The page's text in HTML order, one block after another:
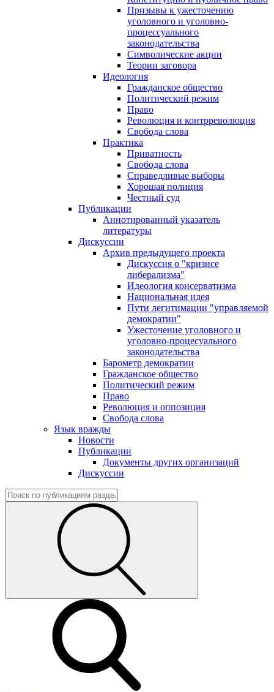
Призывы к ужесточению
уголовного и уголовно-
процессуального
законодательства
Символические акции
Теории заговора
Идеология
Гражданское общество
Политический режим
Право
Революция и контрреволюция
Свобода слова
Практика
Приватность
Свобода слова
Справедливые выборы
Хорошая полиция
Честный суд
Публикации
Аннотированный указатель
литературы
Дискуссии
Архив предыдущего проекта
Дискуссия о "кризисе
либерализма"
Идеология консерватизма
Национальная идея
Пути легитимации "управляемой
демократии"
Ужесточение уголовного и
уголовно-процесуального
законодательства
Барометр демократии
Гражданское общество
Политический режим
Право
Революция и оппозиция
Свобода слова
Язык вражды
Новости
Публикации
Документы других организаций
Дискуссии